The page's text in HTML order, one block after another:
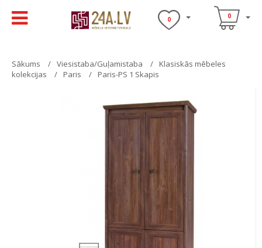
0 0
Sākums Viesistaba/Guļamistaba
Klasiskās mēbeles
kolekcijas
Paris Paris-PS 1 Skapis